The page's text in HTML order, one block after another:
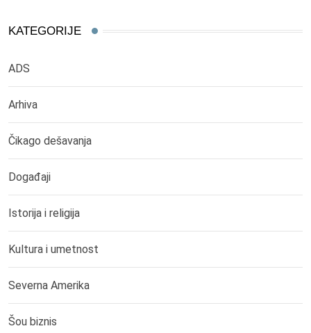
KATEGORIJE
ADS
Arhiva
Čikago dešavanja
Događaji
Istorija i religija
Kultura i umetnost
Severna Amerika
Šou biznis